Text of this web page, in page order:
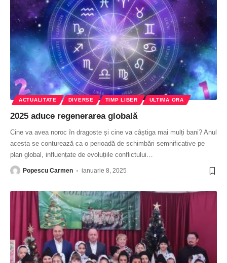
ACTUALITATE DIVERSE TIMP LIBER ULTIMA ORA
2025 aduce regenerarea globală
Cine va avea noroc în dragoste și cine va câștiga mai mulți bani? Anul
acesta se conturează ca o perioadă de schimbări semnificative pe
plan global, influențate de evoluțiile conflictului…
Popescu Carmen ianuarie 8, 2025